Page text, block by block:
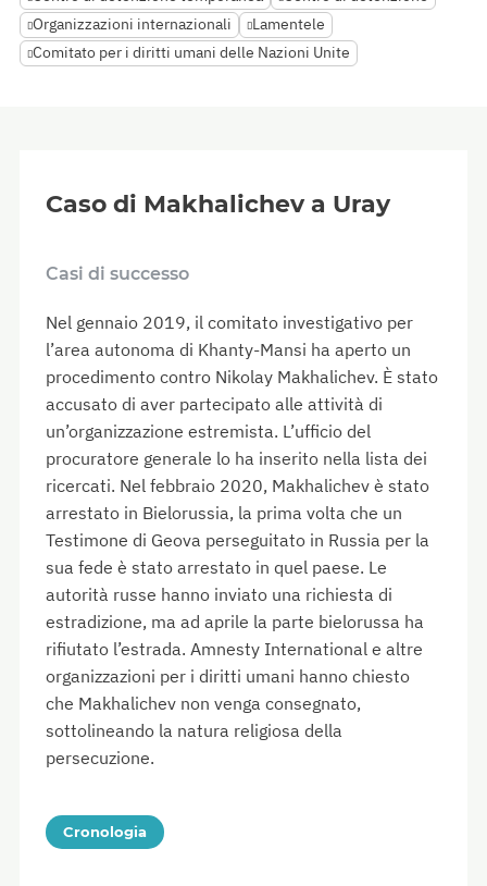
Organizzazioni internazionali
Lamentele
Comitato per i diritti umani delle Nazioni Unite
Caso di Makhalichev a Uray
Casi di successo
Nel gennaio 2019, il comitato investigativo per
l’area autonoma di Khanty-Mansi ha aperto un
procedimento contro Nikolay Makhalichev. È stato
accusato di aver partecipato alle attività di
un’organizzazione estremista. L’ufficio del
procuratore generale lo ha inserito nella lista dei
ricercati. Nel febbraio 2020, Makhalichev è stato
arrestato in Bielorussia, la prima volta che un
Testimone di Geova perseguitato in Russia per la
sua fede è stato arrestato in quel paese. Le
autorità russe hanno inviato una richiesta di
estradizione, ma ad aprile la parte bielorussa ha
rifiutato l’estrada. Amnesty International e altre
organizzazioni per i diritti umani hanno chiesto
che Makhalichev non venga consegnato,
sottolineando la natura religiosa della
persecuzione.
Cronologia